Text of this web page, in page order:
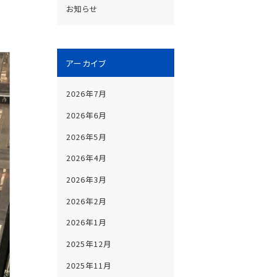
お知らせ
アーカイブ
2026年7月
2026年6月
2026年5月
2026年4月
2026年3月
2026年2月
2026年1月
2025年12月
2025年11月